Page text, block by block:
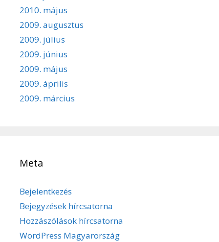
2010. május
2009. augusztus
2009. július
2009. június
2009. május
2009. április
2009. március
Meta
Bejelentkezés
Bejegyzések hírcsatorna
Hozzászólások hírcsatorna
WordPress Magyarország